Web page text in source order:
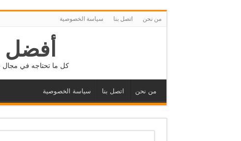
من نحن اتصل بنا سياسة الخصوصية
أفضل
كل ما تحتاجه في مجال
من نحن اتصل بنا سياسة الخصوصية